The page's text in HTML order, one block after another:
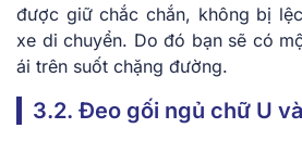
được giữ chắc chắn, không bị
xe di chuyển. Do đó bạn sẽ có
ái trên suốt chặng đường.
3.2. Đeo gối ngủ chữ U